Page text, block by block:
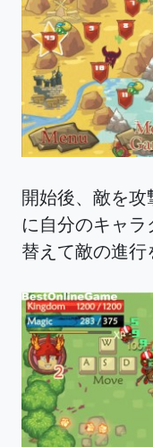
開始後、敵を
に自分のキャ
替えて敵の進行